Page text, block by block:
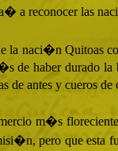
a reconocer las
la naci�n Quitoas
de haber durado
de antes y cueros
m�s floreciente
pero que esta